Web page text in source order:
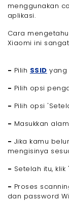
menggunakan
aplikasi.
Cara
Xiaomi ini
- Pilih SSID yang
- Pilih opsi
- Pilih opsi
- Masukkan
- Jika kamu
mengisinya
- Setelah itu, klik
- Proses
dan password